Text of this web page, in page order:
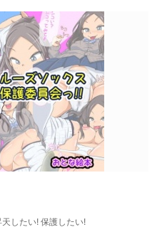
したい! 保護したい!